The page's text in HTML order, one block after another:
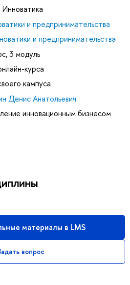
и предпринимательства
и предпринимательства
3 модуль
курса
кампуса
Денис Анатольевич
инновационным бизнесом
материалы в LMS
вопрос